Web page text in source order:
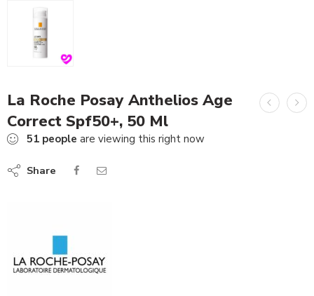
La Roche Posay Anthelios Age
Correct Spf50+, 50 Ml
51 people are viewing this right now
Share